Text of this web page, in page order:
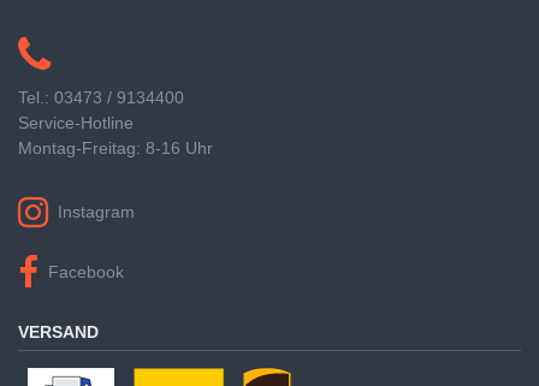
Tel.: 03473 / 9134400
Service-Hotline
Montag-Freitag: 8-16 Uhr
Instagram
Facebook
VERSAND